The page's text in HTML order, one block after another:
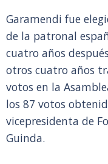
Garamendi fue
de la patronal
cuatro años
otros cuatro años
votos en la
los 87 votos
vicepresidenta de
Guinda.